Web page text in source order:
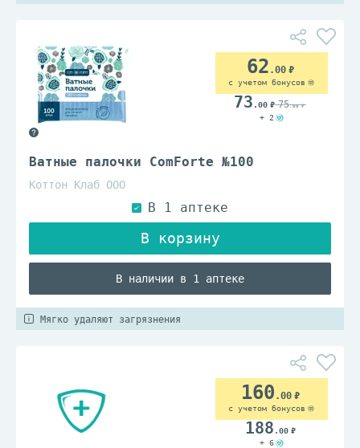
Ватные палочки ComForte №100
Коттон Клаб ООО
В наличии в 1 аптеке
62 .00
с учетом бонусов
73 .00 75.00
+ 2
Мягко удаляют загрязнения
160 .00
с учетом бонусов
188 .00
+ 6